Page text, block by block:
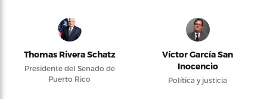
Thomas Rivera Schatz
Presidente del Senado de
Puerto Rico
Víctor García San
Inocencio
Política y justicia